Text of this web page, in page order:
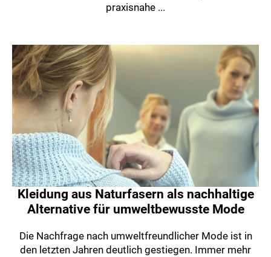
praxisnahe ...
Kleidung aus Naturfasern als nachhaltige
Alternative für umweltbewusste Mode
Die Nachfrage nach umweltfreundlicher Mode ist in
den letzten Jahren deutlich gestiegen. Immer mehr